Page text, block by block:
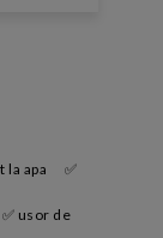
la apa
✅
✅ usor de